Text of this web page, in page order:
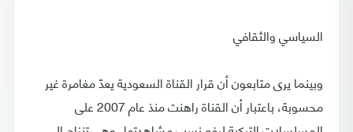
السياسي والثقافي
وبينما يرى متابعون أن قرار القناة السعودية يعدّ مغامرة غير
محسوبة، باعتبار أن القناة راهنت منذ عام 2007 على